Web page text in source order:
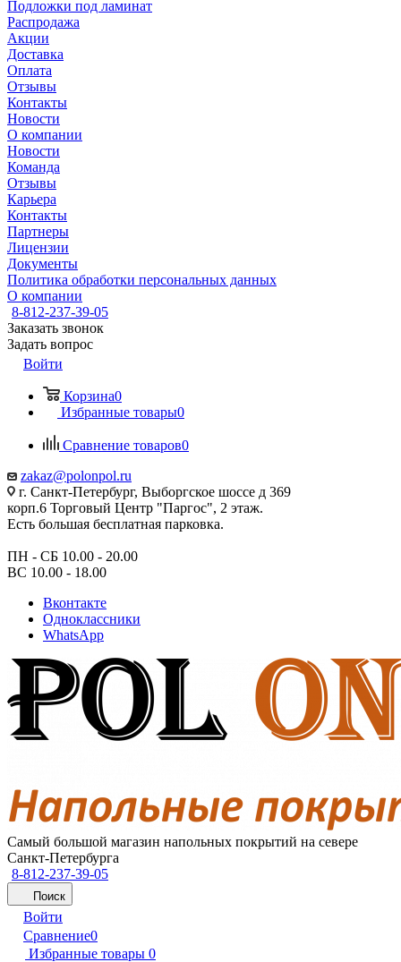
Подложки под ламинат
Распродажа
Акции
Доставка
Оплата
Отзывы
Контакты
Новости
О компании
Новости
Команда
Отзывы
Карьера
Контакты
Партнеры
Лицензии
Документы
Политика обработки персональных данных
О компании
8-812-237-39-05
Заказать звонок
Задать вопрос
Войти
Корзина0
Избранные товары0
Сравнение товаров0
zakaz@polonpol.ru
г. Санкт-Петербург, Выборгское шоссе д 369
корп.6 Торговый Центр "Паргос", 2 этаж.
Есть большая бесплатная парковка.
ПН - СБ 10.00 - 20.00
ВС 10.00 - 18.00
Вконтакте
Одноклассники
WhatsApp
Самый большой магазин напольных покрытий на севере
Санкт-Петербурга
8-812-237-39-05
Поиск
Войти
Сравнение0
Избранные товары 0